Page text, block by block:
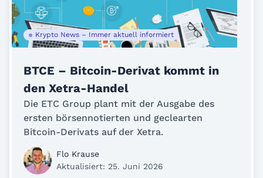
Krypto News – Immer aktuell informiert
BTCE – Bitcoin-Derivat kommt in
den Xetra-Handel
Die ETC Group plant mit der Ausgabe des
ersten börsennotierten und geclearten
Bitcoin-Derivats auf der Xetra.
Flo Krause
Aktualisiert: 25. Juni 2026